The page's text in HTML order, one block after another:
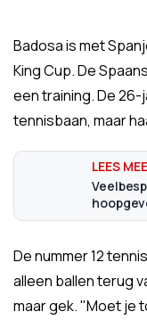
Badosa is met
King Cup. De
een training. De 26-
tennisbaan, maar
De nummer 12
alleen ballen terug
maar gek. "Moet je